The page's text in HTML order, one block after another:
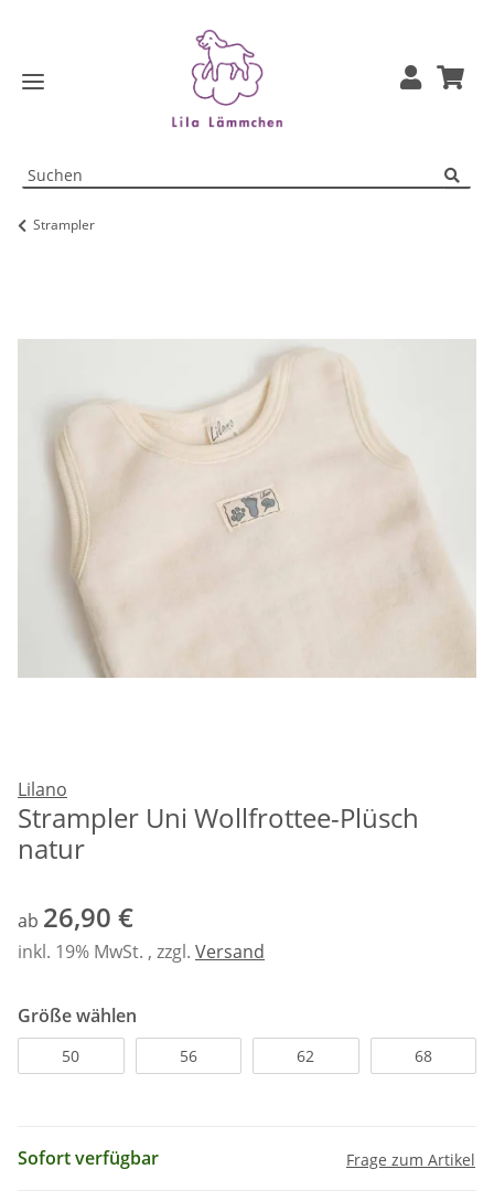
Strampler
Lilano
Strampler Uni Wollfrottee-Plüsch
natur
ab 26,90 €
inkl. 19% MwSt. , zzgl. Versand
Größe wählen
50 56 62 68
Sofort verfügbar Frage zum Artikel